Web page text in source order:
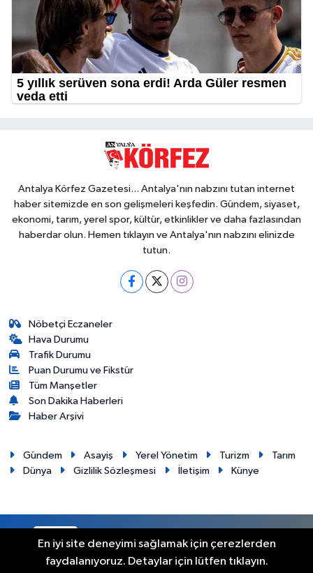
Antalya Körfez Gazetesi... Antalya'nın nabzını tutan internet
haber sitemizde en son gelişmeleri keşfedin. Gündem, siyaset,
ekonomi, tarım, yerel spor, kültür, etkinlikler ve daha fazlasından
haberdar olun. Hemen tıklayın ve Antalya'nın nabzını elinizde
tutun.
Nöbetçi Eczaneler
Hava Durumu
Trafik Durumu
Puan Durumu ve Fikstür
Tüm Manşetler
Son Dakika Haberleri
Haber Arşivi
Gündem Asayiş Yerel Yönetim Turizm
Tarım
Dünya
Gizlilik Sözleşmesi İletişim Künye
RSS Copyright © 2012. Her hakkı saklıdır.
En iyi site deneyimi sağlamak için çerezlerden
faydalanıyoruz. Detaylar için lütfen tıklayın.